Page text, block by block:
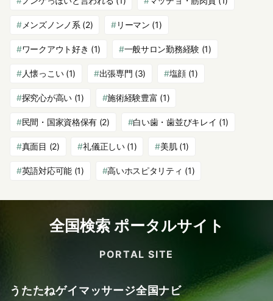
メンズノンノ系 (2) リーマン (1)
ワークアウト好き (1) 一般サロン勤務経験(1)
人懐っこい(1) 出張専門 (3) 塩顔 (1)
探究心が高い(1) 施術経験豊富 (1)
民間・国家資格保有 (2) 白い歯・歯並びキレイ (1)
真面目 (2) 礼儀正しい(1) 美肌(1)
英語対応可能(1) 高いホスピタリティ (1)
全国検索 ポータルサイト
PORTAL SITE
うたたねゲイマッサージ全国ナビ